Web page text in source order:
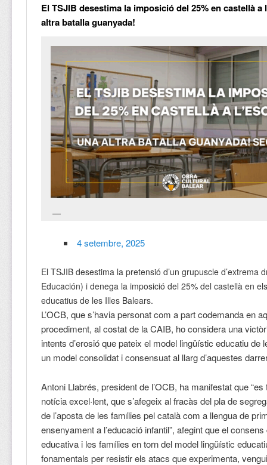
El TSJIB desestima la imposició del 25% en castellà a
altra batalla guanyada!
4 setembre, 2025
El TSJIB desestima la pretensió d’un grupuscle d’extrema
Educación) i denega la imposició del 25% del castellà en
educatius de les Illes Balears.
L’OCB, que s’havia personat com a part codemanda en
procediment, al costat de la CAIB, ho considera una
intents d’erosió que pateix el model lingüístic educatiu de
un model consolidat i consensuat al llarg d’aquestes
Antoni Llabrés, president de l’OCB, ha manifestat que “es
notícia excel·lent, que s’afegeix al fracàs del pla de
de l’aposta de les famílies pel català com a llengua de
ensenyament a l’educació infantil”, afegint que el
educativa i les famílies en torn del model lingüístic
fonamentals per resistir els atacs que experimenta,